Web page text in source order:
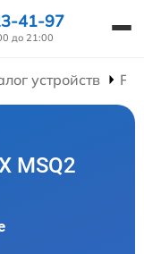
41-97
до 21:00
устройств
MSQ2